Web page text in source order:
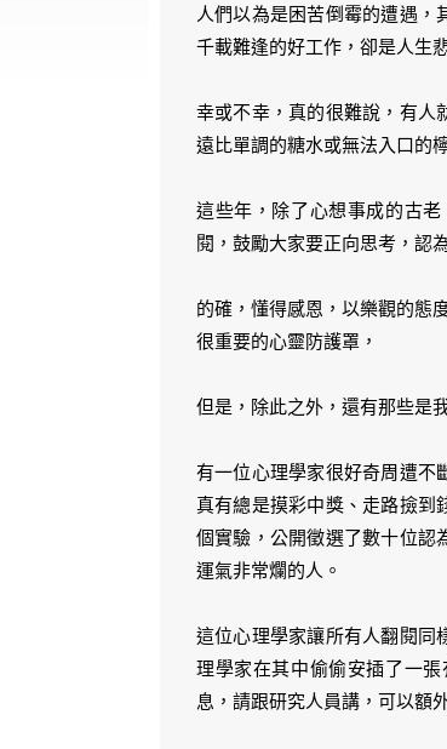
人們以為是困苦倒霉的遭遇，
千載難逢的好工作，卻是人生
幸或不幸，真的很難說，有人
遠比單調的糖水或無法入口的
這些年，除了心想事成的古
閱，鼓勵大家要正向思考，認
的確，懂得感恩，以樂觀的態
很重要的心靈防護罩，
但是，除此之外，還有那些是
有一位心理學家很好奇周遭不
真有總是摸彩中獎、走路撿到
個實驗，公開徵選了數十位認
運氣非常爛的人。
這位心理學家讓所有人翻閱同
理學家在其中偷偷安插了一
息，請跟研究人員講，可以額